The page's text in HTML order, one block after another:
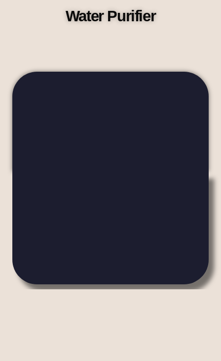
Water Purifier